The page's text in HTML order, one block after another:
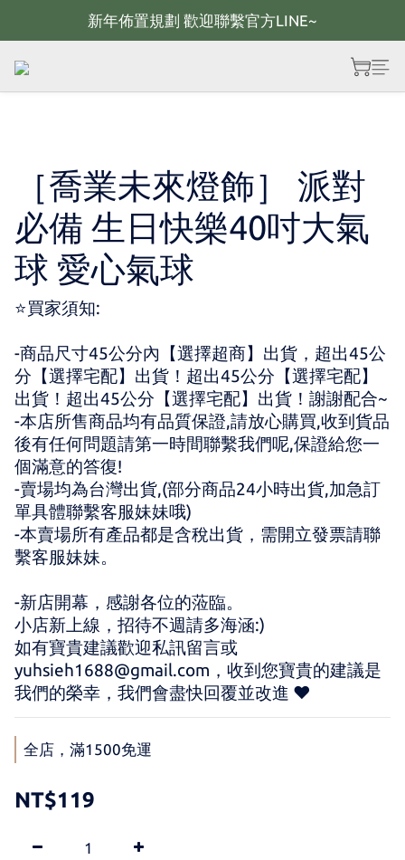
新年佈置規劃 歡迎聯繫官方LINE~
新年佈置規劃 歡迎聯繫官方LINE~
新年燈飾 現貨供應；大量採購 歡迎聯繫官方line
［喬業未來燈飾］ 派對
必備 生日快樂40吋大氣
球 愛心氣球
⭐買家須知:
-商品尺寸45公分內【選擇超商】出貨，超出45公
分【選擇宅配】出貨！超出45公分【選擇宅配】
出貨！超出45公分【選擇宅配】出貨！謝謝配合~
-本店所售商品均有品質保證,請放心購買,收到貨品
後有任何問題請第一時間聯繫我們呢,保證給您一
個滿意的答復!
-賣場均為台灣出貨,(部分商品24小時出貨,加急訂
單具體聯繫客服妹妹哦)
-本賣場所有產品都是含稅出貨，需開立發票請聯
繫客服妹妹。
-新店開幕，感謝各位的蒞臨。
小店新上線，招待不週請多海涵:)
如有寶貴建議歡迎私訊留言或
yuhsieh1688@gmail.com，收到您寶貴的建議是
我們的榮幸，我們會盡快回覆並改進 ♥
全店，滿1500免運
NT$119